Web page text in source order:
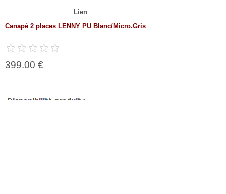
Lien
Canapé 2 places LENNY PU Blanc/Micro.Gris
399.00 €